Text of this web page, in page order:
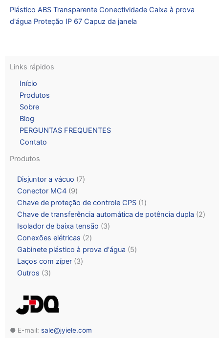
Plástico ABS Transparente Conectividade Caixa à prova
d'água Proteção IP 67 Capuz da janela
Links rápidos
Início
Produtos
Sobre
Blog
PERGUNTAS FREQUENTES
Contato
Produtos
Disjuntor a vácuo
7
Conector MC4 9
Chave de proteção de controle CPS 1
Chave de transferência automática de potência dupla
2
Isolador de baixa tensão
3
Conexões elétricas
2
Gabinete plástico à prova d'água
5
Laços com zíper 3
Outros
3
● E-mail: sale@jyiele.com